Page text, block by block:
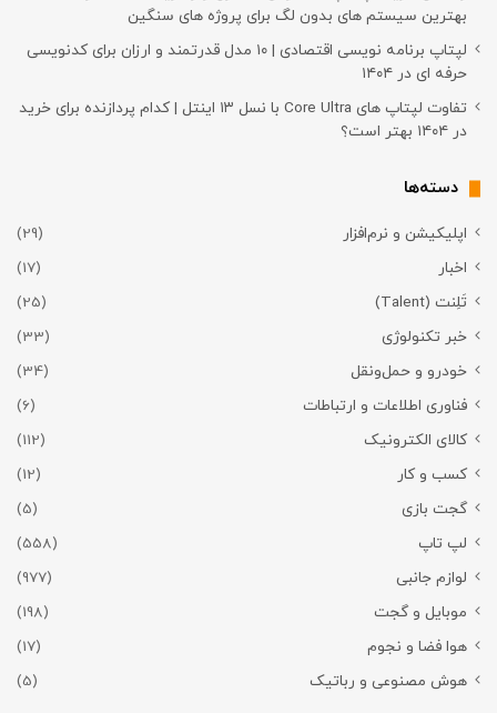
بهترین سیستم های بدون لگ برای پروژه های سنگین
لپتاپ برنامه نویسی اقتصادی | ۱۰ مدل قدرتمند و ارزان برای کدنویسی
حرفه ای در ۱۴۰۴
تفاوت لپتاپ های Core Ultra با نسل ۱۳ اینتل | کدام پردازنده برای خرید
در ۱۴۰۴ بهتر است؟
دسته‌ها
اپلیکیشن و نرم‌افزار
(29)
اخبار
(17)
تَلِنت (Talent)
(25)
خبر تکنولوژی
(33)
خودرو و حمل‌و‌نقل
(34)
فناوری اطلاعات و ارتباطات
(6)
کالای الکترونیک
(112)
کسب و کار
(12)
گجت بازی
(5)
لپ تاپ
(558)
لوازم جانبی
(977)
موبایل و گجت
(198)
هوا فضا و نجوم
(17)
هوش مصنوعی و رباتیک
(5)